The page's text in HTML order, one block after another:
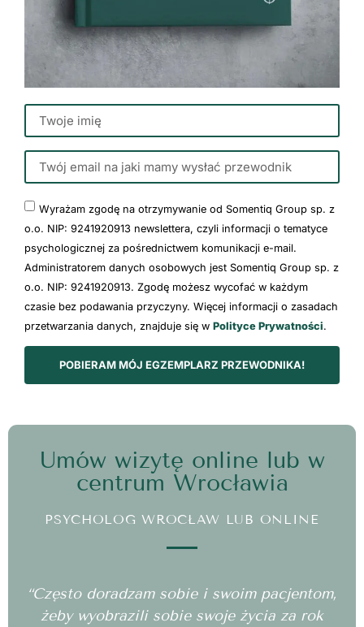
Wyrażam zgodę na otrzymywanie od Somentiq Group sp. z
o.o. NIP: 9241920913 newslettera, czyli informacji o tematyce
psychologicznej za pośrednictwem komunikacji e-mail.
Administratorem danych osobowych jest Somentiq Group sp. z
o.o. NIP: 9241920913. Zgodę możesz wycofać w każdym
czasie bez podawania przyczyny. Więcej informacji o zasadach
przetwarzania danych, znajduje się w Polityce Prywatności.
POBIERAM MÓJ EGZEMPLARZ PRZEWODNIKA!
Umów wizytę online lub w
centrum Wrocławia
PSYCHOLOG WROCŁAW LUB ONLINE
“Często doradzam sobie i swoim pacjentom,
żeby wyobrazili sobie swoje życia za rok